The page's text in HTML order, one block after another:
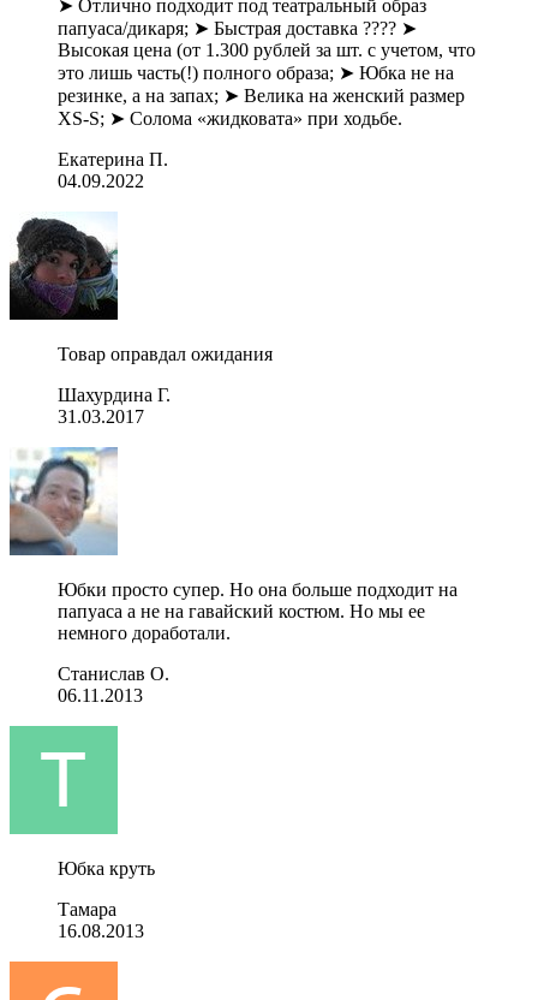
➤ Отлично подходит под театральный образ
папуаса/дикаря; ➤ Быстрая доставка ???? ➤
Высокая цена (от 1.300 рублей за шт. с учетом, что
это лишь часть(!) полного образа; ➤ Юбка не на
резинке, а на запах; ➤ Велика на женский размер
XS-S; ➤ Солома «жидковата» при ходьбе.
Екатерина П.
04.09.2022
Товар оправдал ожидания
Шахурдина Г.
31.03.2017
Юбки просто супер. Но она больше подходит на
папуаса а не на гавайский костюм. Но мы ее
немного доработали.
Станислав О.
06.11.2013
Юбка круть
Тамара
16.08.2013